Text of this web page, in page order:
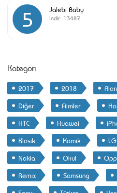
5 Jalebi Baby
İndir: 13487
Kategori
2017 2018
Diğer
Filmler
HTC
Huawei
Klasik
Komik LG
Nokia
Okul
Remix
Samsung